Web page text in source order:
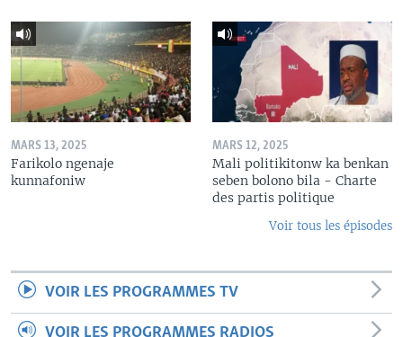
MARS 13, 2025
Farikolo ngenaje
kunnafoniw
MARS 12, 2025
Mali politikitonw ka benkan
seben bolono bila - Charte
des partis politique
Voir tous les épisodes
VOIR LES PROGRAMMES TV
VOIR LES PROGRAMMES RADIOS